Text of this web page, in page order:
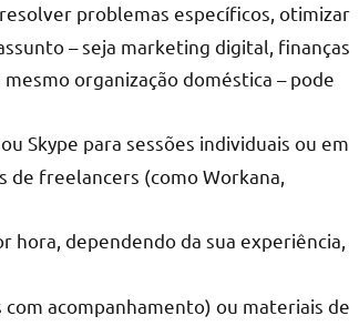
problemas específicos, otimizar
– seja marketing digital, finanças
organização doméstica – pode
Skype para sessões individuais ou em
freelancers (como Workana,
hora, dependendo da sua experiência,
acompanhamento) ou materiais de